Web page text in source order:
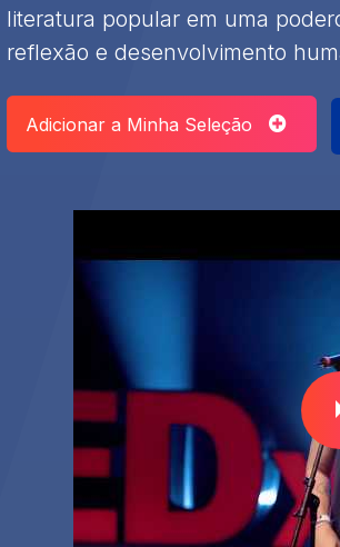
literatura popular em uma
reflexão e desenvolvimento
Adicionar a Minha Seleção